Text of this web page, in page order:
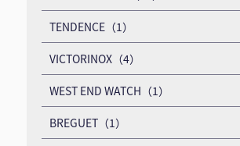
TENDENCE（1）
VICTORINOX（4）
WEST END WATCH（1）
BREGUET（1）